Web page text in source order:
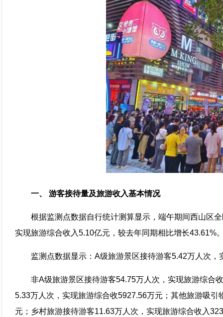
一、 游客接待量及旅游收入基本情况
根据监测点数据自行统计测算显示，端午期间西山区
实现旅游综合收入5.10亿元，较去年同期相比增长43.61%
监测点数据显示：A级旅游景区接待游客5.42万人次
非A级旅游景区接待游客54.75万人次，实现旅游综合
5.33万人次，实现旅游综合收5927.56万元；其他旅游吸
元；乡村旅游接待游客11.63万人次，实现旅游综合收入